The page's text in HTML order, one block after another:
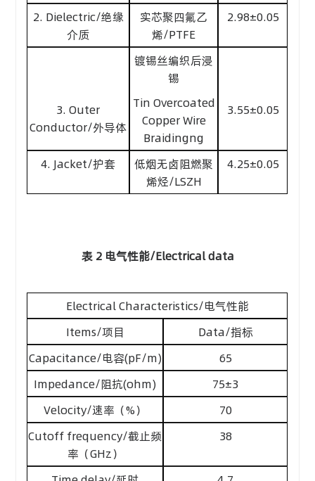
2. Dielectric/绝缘
介质
实芯聚四氟乙
烯/PTFE
2.98±0.05
3. Outer
Conductor/外导体
镀锡丝编织后浸
锡
Tin Overcoated
Copper Wire
Braidingng
3.55±0.05
4. Jacket/护套
低烟无卤阻燃聚
烯烃/LSZH
4.25±0.05
表 2 电气性能/Electrical data
Electrical Characteristics/电气性能
Items/项目
Data/指标
Capacitance/电容(pF/m)
65
Impedance/阻抗(ohm)
75±3
Velocity/速率（%）
70
Cutoff frequency/截止频
率（GHz）
38